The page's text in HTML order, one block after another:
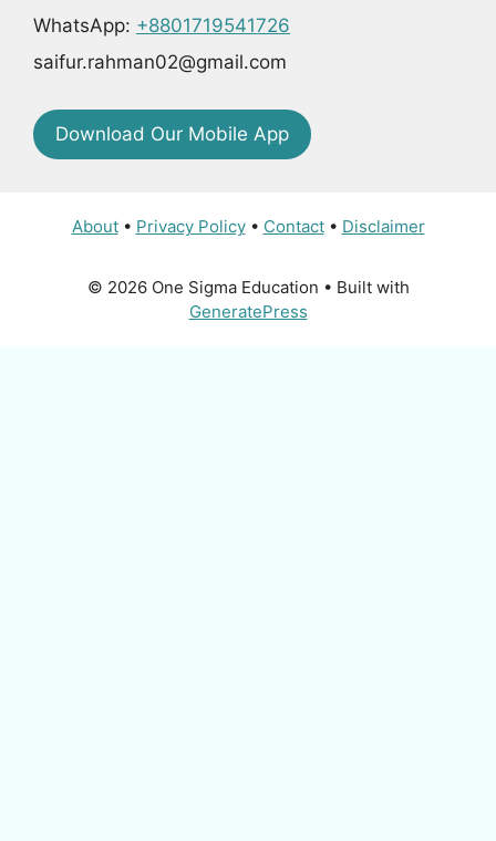
WhatsApp: +8801719541726
saifur.rahman02@gmail.com
Download Our Mobile App
About• Privacy Policy• Contact• Disclaimer
© 2026 One Sigma Education • Built with
GeneratePress